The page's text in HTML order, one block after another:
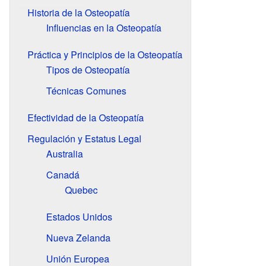
Historia de la Osteopatía
Influencias en la Osteopatía
Práctica y Principios de la Osteopatía
Tipos de Osteopatía
Técnicas Comunes
Efectividad de la Osteopatía
Regulación y Estatus Legal
Australia
Canadá
Quebec
Estados Unidos
Nueva Zelanda
Unión Europea